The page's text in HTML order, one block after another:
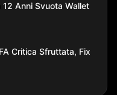
Anni Svuota Wallet
Critica Sfruttata, Fix